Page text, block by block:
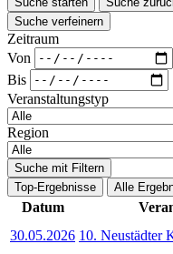
Suche verfeinern
Zeitraum
Von
Bis
Veranstaltungstyp
Region
Suche mit Filtern
Top-Ergebnisse
Alle
Datum
30.05.2026 10. Neustädter